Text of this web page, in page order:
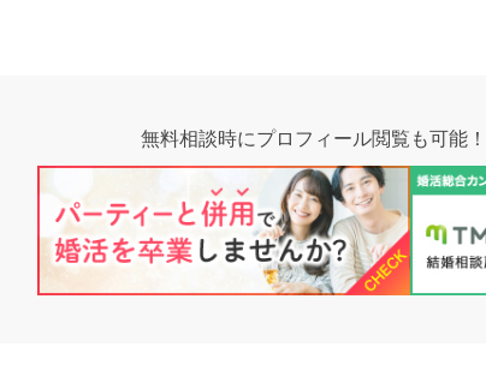
無料相談時にプロフィール閲覧も可能！